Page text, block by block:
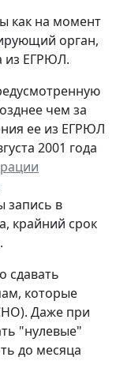
как на момент
орган,
из ЕГРЮЛ.
чем за
ее из ЕГРЮЛ
2001 года
запись в
крайний срок
сдавать
которые
Даже при
"нулевые"
до месяца